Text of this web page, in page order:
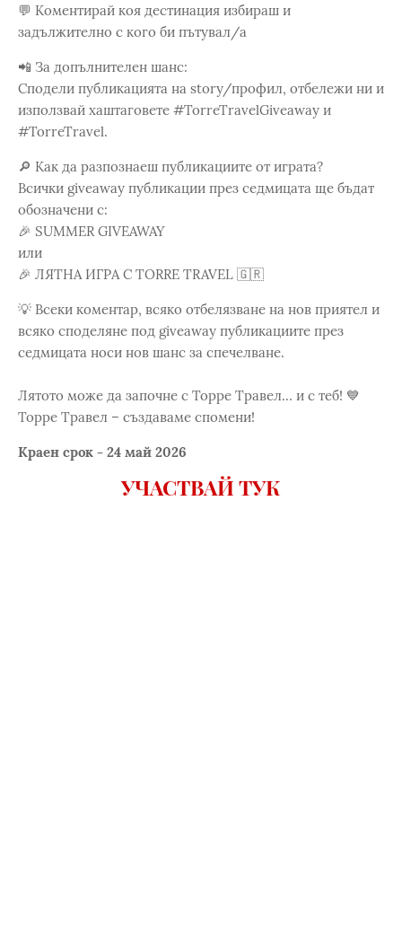
💬 Коментирай коя дестинация избираш и
задължително с кого би пътувал/а
📲 За допълнителен шанс:
Сподели публикацията на story/профил, отбележи ни и
използвай хаштаговете #TorreTravelGiveaway и
#TorreTravel.
🔎 Как да разпознаеш публикациите от играта?
Всички giveaway публикации през седмицата ще бъдат
обозначени с:
🎉 SUMMER GIVEAWAY
или
🎉 ЛЯТНА ИГРА С TORRE TRAVEL 🇬🇷
💡 Всеки коментар, всяко отбелязване на нов приятел и
всяко споделяне под giveaway публикациите през
седмицата носи нов шанс за спечелване.
Лятото може да започне с Торре Травел… и с теб! 💙
Торре Травел – създаваме спомени!
Краен срок - 24 май 2026
УЧАСТВАЙ ТУК